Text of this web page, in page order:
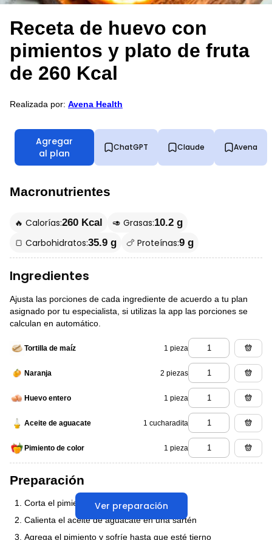
Receta de huevo con
pimientos y plato de fruta
de 260 Kcal
Realizada por: Avena Health
Agregar
al plan
ChatGPT Claude Avena
Macronutrientes
🔥 Calorías:260 Kcal 🥑 Grasas:10.2 g
🍞 Carbohidratos:35.9 g 🍗 Proteínas:9 g
Ingredientes
Ajusta las porciones de cada ingrediente de acuerdo a tu plan
asignado por tu especialista, si utilizas la app las porciones se
calculan en automático.
Tortilla de maíz 1 pieza
Naranja 2 piezas
Huevo entero 1 pieza
Aceite de aguacate 1 cucharadita
Pimiento de color 1 pieza
Ver preparación
Preparación
Corta el pimiento de color en tiras
Calienta el aceite de aguacate en una sartén
Agrega el pimiento y sofríe hasta que esté tierno